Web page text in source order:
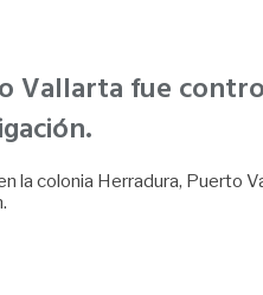
Vallarta fue
colonia Herradura, Puerto